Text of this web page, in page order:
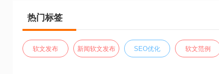
热门标签
软文发布 新闻软文发布 SEO优化 软文范例